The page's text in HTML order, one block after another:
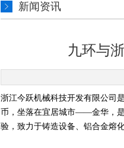
新闻资讯
九环与
浙江今跃机械科技开发有限公司
币，坐落在宜居城市——金华，
验，致力于铸造设备、铝合金熔